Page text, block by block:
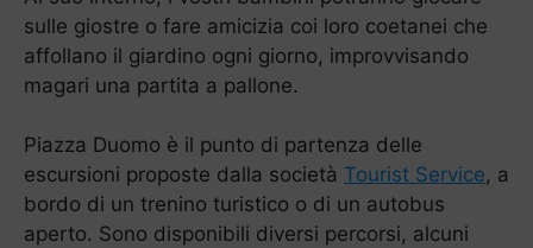
sulle giostre o fare amicizia coi loro coetanei che
affollano il giardino ogni giorno, improvvisando
magari una partita a pallone.
Piazza Duomo è il punto di partenza delle
escursioni proposte dalla società Tourist Service, a
bordo di un trenino turistico o di un autobus
aperto. Sono disponibili diversi percorsi, alcuni